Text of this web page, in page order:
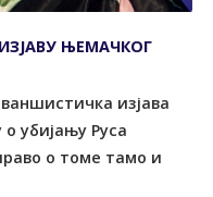
ЊЕМАЧКОГ
изјава
убијању Руса
о томе тамо и